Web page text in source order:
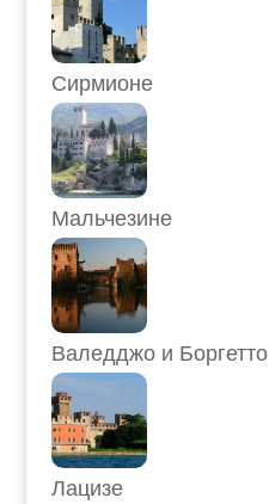
Сирмионе
Мальчезине
Валедджо и Боргетто
Лацизе